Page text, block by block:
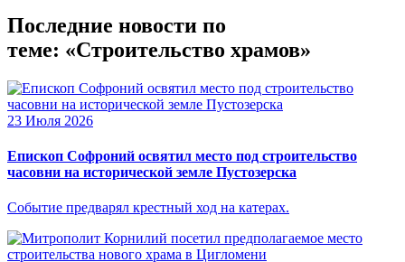
Последние новости по
теме: «Строительство храмов»
23 Июля 2026
Епископ Софроний освятил место под строительство
часовни на исторической земле Пустозерска
Событие предварял крестный ход на катерах.